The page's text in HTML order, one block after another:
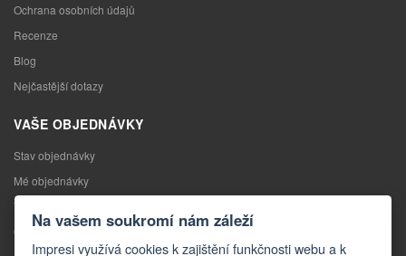
Ochrana osobních údajů
Recenze
Blog
Nejčastější dotazy
VAŠE OBJEDNÁVKY
Stav objednávky
Mé objednávky
Výměna zboží
Odstoupení od kupní smlouvy
Na vašem soukromí nám záleží
Impresi využívá cookies k zajištění funkčnosti webu a k